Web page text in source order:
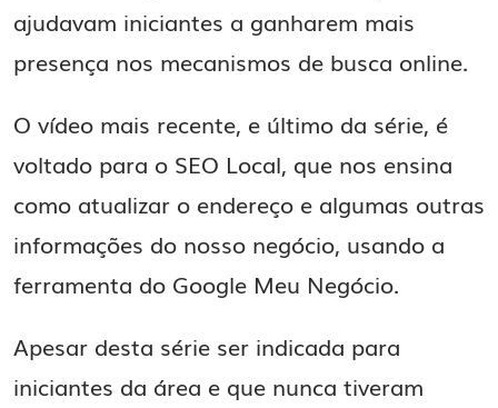
ajudavam iniciantes a ganharem mais
presença nos mecanismos de busca online.
O vídeo mais recente, e último da série, é
voltado para o SEO Local, que nos ensina
como atualizar o endereço e algumas outras
informações do nosso negócio, usando a
ferramenta do Google Meu Negócio.
Apesar desta série ser indicada para
iniciantes da área e que nunca tiveram